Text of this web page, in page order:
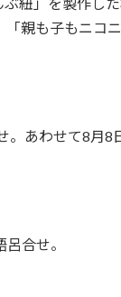
紐」を製作した
親も子もニコ
あわせて8月8
合せ。